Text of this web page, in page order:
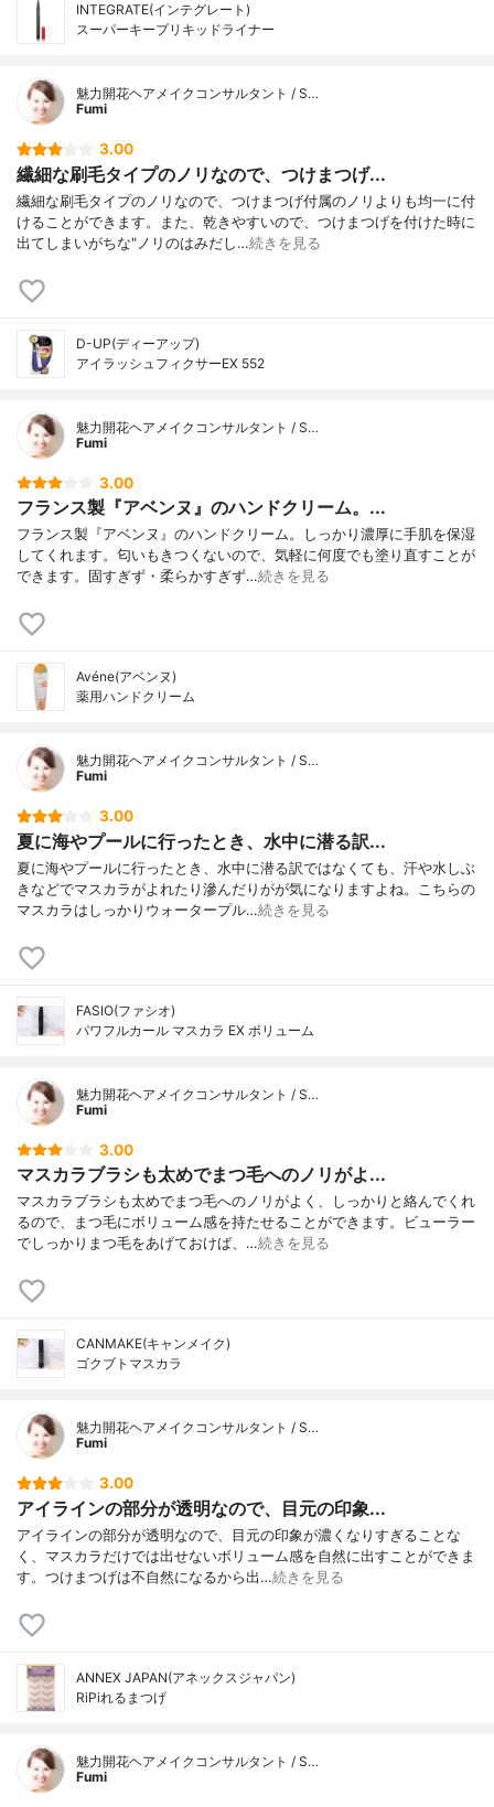
INTEGRATE(インテグレート)
スーパーキープリキッドライナー
魅力開花ヘアメイクコンサルタント / S…
Fumi
3.00
繊細な刷毛タイプのノリなので、つけまつげ...
繊細な刷毛タイプのノリなので、つけまつげ付属のノリよりも均一に付
けることができます。また、乾きやすいので、つけまつげを付けた時に
出てしまいがちな"ノリのはみだし…続きを見る
D-UP(ディーアップ)
アイラッシュフィクサーEX 552
魅力開花ヘアメイクコンサルタント / S…
Fumi
3.00
フランス製『アベンヌ』のハンドクリーム。...
フランス製『アベンヌ』のハンドクリーム。しっかり濃厚に手肌を保湿
してくれます。匂いもきつくないので、気軽に何度でも塗り直すことが
できます。固すぎず・柔らかすぎず…続きを見る
Avéne(アベンヌ)
薬用ハンドクリーム
魅力開花ヘアメイクコンサルタント / S…
Fumi
3.00
夏に海やプールに行ったとき、水中に潜る訳...
夏に海やプールに行ったとき、水中に潜る訳ではなくても、汗や水しぶ
きなどでマスカラがよれたり滲んだりがが気になりますよね。こちらの
マスカラはしっかりウォータープル…続きを見る
FASIO(ファシオ)
パワフルカール マスカラ EX ボリューム
魅力開花ヘアメイクコンサルタント / S…
Fumi
3.00
マスカラブラシも太めでまつ毛へのノリがよ...
マスカラブラシも太めでまつ毛へのノリがよく、しっかりと絡んでくれ
るので、まつ毛にボリューム感を持たせることができます。ビューラー
でしっかりまつ毛をあげておけば、…続きを見る
CANMAKE(キャンメイク)
ゴクブトマスカラ
魅力開花ヘアメイクコンサルタント / S…
Fumi
3.00
アイラインの部分が透明なので、目元の印象...
アイラインの部分が透明なので、目元の印象が濃くなりすぎることな
く、マスカラだけでは出せないボリューム感を自然に出すことができま
す。つけまつげは不自然になるから出…続きを見る
ANNEX JAPAN(アネックスジャパン)
RiPiれるまつげ
魅力開花ヘアメイクコンサルタント / S…
Fumi